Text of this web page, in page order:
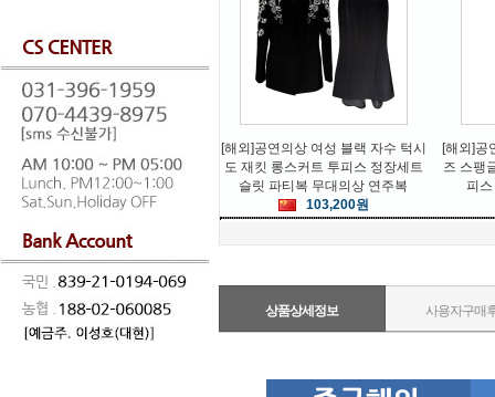
[해외]공연의상 여성 블랙 자수 턱시
도 재킷 롱스커트 투피스 정장세트
슬릿 파티복 무대의상 연주복
103,200원
[해외]공
즈 스팽
피
상품상세정보 사용자구매